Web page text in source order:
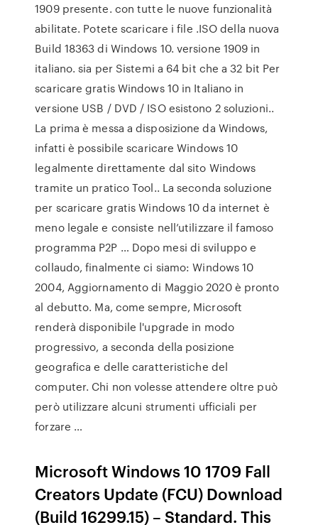
1909 presente. con tutte le nuove funzionalità
abilitate. Potete scaricare i file .ISO della nuova
Build 18363 di Windows 10. versione 1909 in
italiano. sia per Sistemi a 64 bit che a 32 bit Per
scaricare gratis Windows 10 in Italiano in
versione USB / DVD / ISO esistono 2 soluzioni..
La prima è messa a disposizione da Windows,
infatti è possibile scaricare Windows 10
legalmente direttamente dal sito Windows
tramite un pratico Tool.. La seconda soluzione
per scaricare gratis Windows 10 da internet è
meno legale e consiste nell’utilizzare il famoso
programma P2P … Dopo mesi di sviluppo e
collaudo, finalmente ci siamo: Windows 10
2004, Aggiornamento di Maggio 2020 è pronto
al debutto. Ma, come sempre, Microsoft
renderà disponibile l'upgrade in modo
progressivo, a seconda della posizione
geografica e delle caratteristiche del
computer. Chi non volesse attendere oltre può
però utilizzare alcuni strumenti ufficiali per
forzare …
Microsoft Windows 10 1709 Fall
Creators Update (FCU) Download
(Build 16299.15) – Standard. This